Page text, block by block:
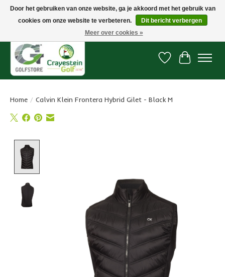
Snelle levering, gratis vanaf € 100. Onze oncourse Golfshop in Dordrecht is
Verlanglijst
Home / Calvin Klein Frontera Hybrid Gilet - Black M
Door het gebruiken van onze website, ga je akkoord met het gebruik van
cookies om onze website te verbeteren.
Dit bericht verbergen
Meer over cookies »